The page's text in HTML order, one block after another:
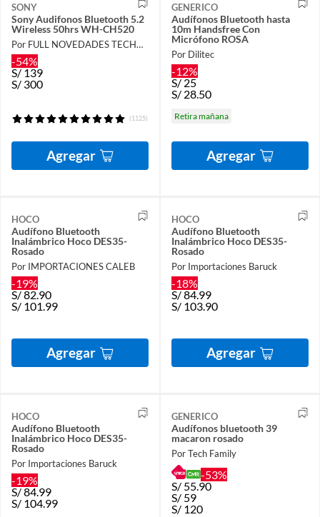
SONY
Sony Audifonos Bluetooth 5.2
Wireless 50hrs WH-CH520
Por FULL NOVEDADES TECHNOLOGY E.I.R.L.
-54%
S/139
S/ 300
(1125)
Agregar
GENERICO
Audífonos Bluetooth hasta
10m Handsfree Con
Micrófono ROSA
Por Dilitec
-12%
S/25
S/ 28.50
Retira mañana
Agregar
HOCO
Audífono Bluetooth
Inalámbrico Hoco DES35-
Rosado
Por IMPORTACIONES CALEB
-19%
S/82.90
S/ 101.99
Agregar
HOCO
Audífono Bluetooth
Inalámbrico Hoco DES35-
Rosado
Por Importaciones Baruck
-18%
S/84.99
S/ 103.90
Agregar
HOCO
Audífono Bluetooth
Inalámbrico Hoco DES35-
Rosado
Por Importaciones Baruck
-19%
S/84.99
S/ 104.99
GENERICO
Audífonos bluetooth 39
macaron rosado
Por Tech Family
-53%
S/ 55.90
S/ 59
S/ 120